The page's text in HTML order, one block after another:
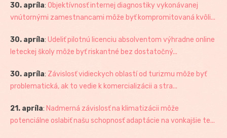
30. apríla: Objektívnosť internej diagnostiky vykonávanej
vnútornými zamestnancami môže byť kompromitovaná kvôli...
30. apríla: Udeliť pilotnú licenciu absolventom výhradne online
leteckej školy môže byť riskantné bez dostatočný...
30. apríla: Závislosť vidieckych oblastí od turizmu môže byť
problematická, ak to vedie k komercializácii a stra...
21. apríla: Nadmerná závislosť na klimatizácii môže
potenciálne oslabiť našu schopnosť adaptácie na vonkajšie te...